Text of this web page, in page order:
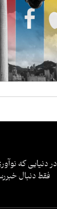
در دنیایی که
فقط دنبال